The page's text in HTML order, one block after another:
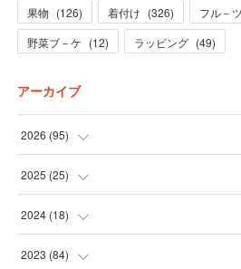
果物 (126) 着付け (326) フル－
野菜ブ－ケ (12) ラッピング (49)
アーカイブ
2026 (95)
(5
(31 )
(28 )
2025 (25)
(3
(19 )
2024(18)
(1
2023 (84)